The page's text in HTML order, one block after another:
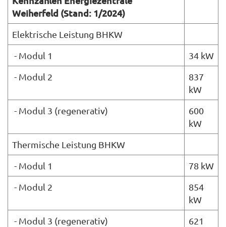
Weiherfeld (Stand: 1/2024)
Elektrische Leistung BHKW
- Modul 1
34 kW
- Modul 2
837
kW
- Modul 3 (regenerativ)
600
kW
Thermische Leistung BHKW
- Modul 1
78 kW
- Modul 2
854
kW
- Modul 3 (regenerativ)
621